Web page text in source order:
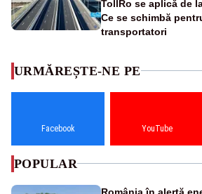
TollRo se aplică de
Ce se schimbă
transportatori
URMĂREȘTE-NE PE
Facebook YouTube
POPULAR
România în alertă